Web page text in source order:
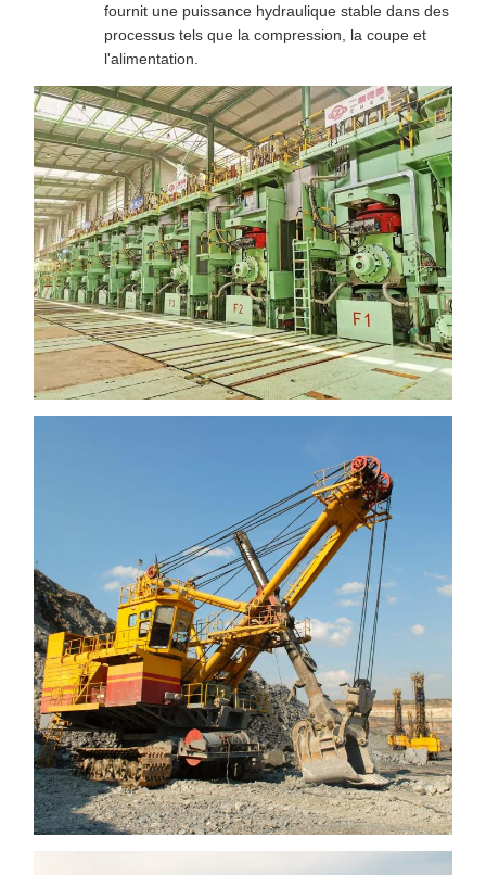
fournit une puissance hydraulique stable dans des
processus tels que la compression, la coupe et
l'alimentation.